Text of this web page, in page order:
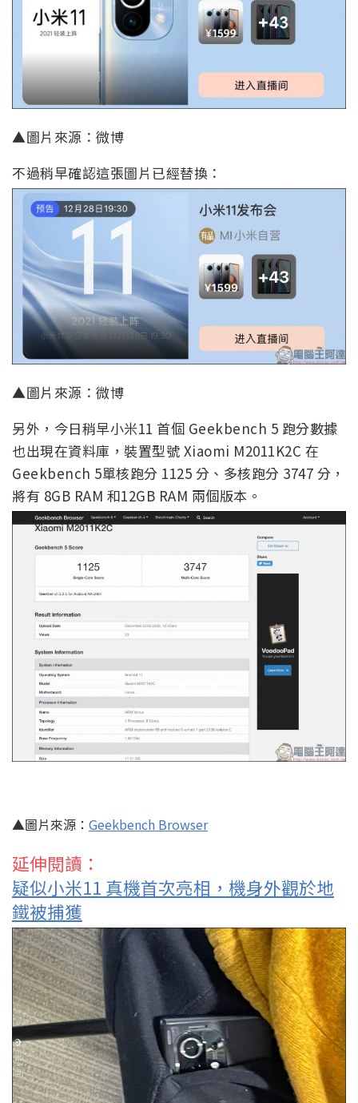
▲圖片來源：微博
不過稍早確認這張圖片已經替換：
▲圖片來源：微博
另外，今日稍早小米11 首個 Geekbench 5 跑分數據
也出現在資料庫，裝置型號 Xiaomi M2011K2C 在
Geekbench 5單核跑分 1125 分、多核跑分 3747 分，
將有 8GB RAM 和12GB RAM 兩個版本。
▲圖片來源： Geekbench Browser
延伸閱讀：
疑似小米11 真機首次亮相，機身外觀於地
鐵被捕獲